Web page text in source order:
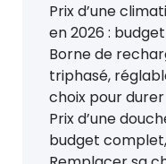
Prix d’une
en 2026 :
Borne de
triphasé,
choix pour durer
Prix d’une
budget